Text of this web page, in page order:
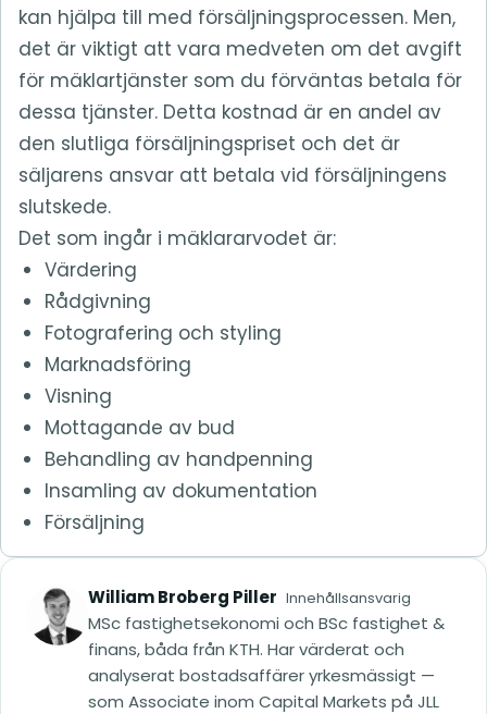
kan hjälpa till med försäljningsprocessen. Men,
det är viktigt att vara medveten om det avgift
för mäklartjänster som du förväntas betala för
dessa tjänster. Detta kostnad är en andel av
den slutliga försäljningspriset och det är
säljarens ansvar att betala vid försäljningens
slutskede.
Det som ingår i mäklararvodet är:
Värdering
Rådgivning
Fotografering och styling
Marknadsföring
Visning
Mottagande av bud
Behandling av handpenning
Insamling av dokumentation
Försäljning
William Broberg Piller Innehållsansvarig
MSc fastighetsekonomi och BSc fastighet &
finans, båda från KTH. Har värderat och
analyserat bostadsaffärer yrkesmässigt —
som Associate inom Capital Markets på JLL